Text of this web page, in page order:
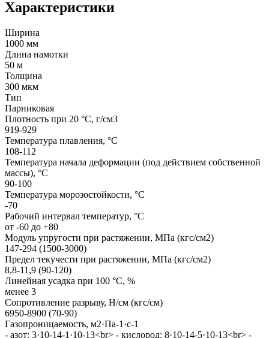
Характеристики
Ширина
1000 мм
Длина намотки
50 м
Толщина
300 мкм
Тип
Парниковая
Плотность при 20 °С, г/см3
919-929
Температура плавления, °С
108-112
Температура начала деформации (под действием собственной
массы), °С
90-100
Температура морозостойкости, °С
-70
Рабочий интервал температур, °С
от -60 до +80
Модуль упругости при растяжении, МПа (кгс/см2)
147-294 (1500-3000)
Предел текучести при растяжении, МПа (кгс/см2)
8,8-11,9 (90-120)
Линейная усадка при 100 °С, %
менее 3
Сопротивление разрыву, Н/см (кгс/см)
6950-8900 (70-90)
Газопроницаемость, м2·Па-1·с-1
- азот: 3·10-14-1·10-13<br> - кислород: 8·10-14-5·10-13<br> -